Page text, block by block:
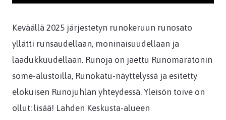
Keväällä 2025 järjestetyn runokeruun runosato
yllätti runsaudellaan, moninaisuudellaan ja
laadukkuudellaan. Runoja on jaettu Runomaratonin
some-alustoilla, Runokatu-näyttelyssä ja esitetty
elokuisen Runojuhlan yhteydessä. Yleisön toive on
ollut: lisää! Lahden Keskusta-alueen